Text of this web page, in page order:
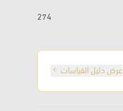
274
عرض دليل القياسات